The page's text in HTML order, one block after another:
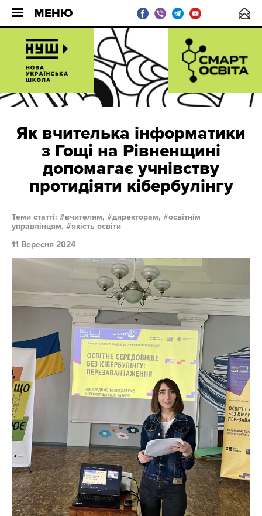
МЕНЮ
Як вчителька інформатики
з Гощі на Рівненщині
допомагає учнівству
протидіяти кібербулінгу
Теми статті: вчителям, директорам,
освітнім
управлінцям,
якість освіти
11 Вересня 2024